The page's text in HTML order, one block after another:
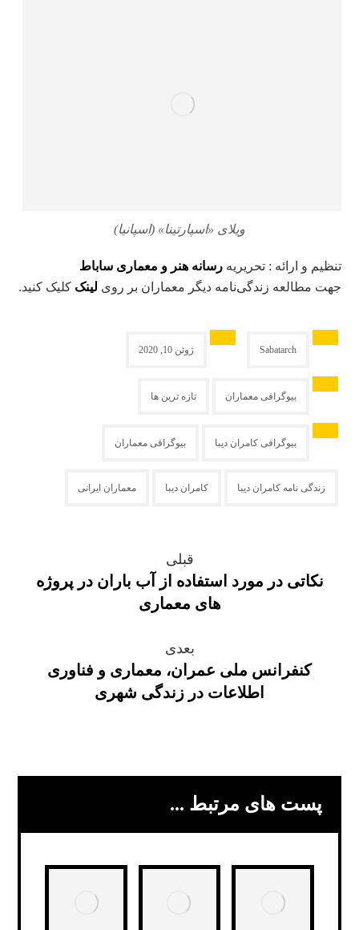
ویلای «اسپارتینا» (اسپانیا)
تنظیم و ارائه : تحریریهرسانه هنر و معماری ساباط
جهت مطالعه زندگی‌نامه دیگر معماران بر روی لینک کلیک کنید.
Sabatarch ژوئن 10, 2020
بیوگرافی معماران تازه ترین ها
بیوگرافی کامران دیبا بیوگرافی معماران
زندگی نامه کامران دیبا کامران دیبا معماران ایرانی
قبلی
نکاتی در مورد استفاده از آب باران در پروژه
های معماری
بعدی
کنفرانس ملی عمران، معماری و فناوری
اطلاعات در زندگی شهری
پست های مرتبط ...